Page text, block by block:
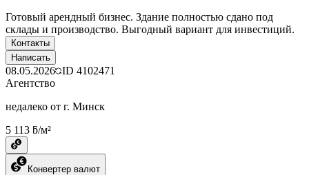
Готовый арендный бизнес. Здание полностью сдано под
склады и производство. Выгодный вариант для инвестиций.
Контакты
Написать
08.05.2026 ID 4102471
Агентство
недалеко от г. Минск
5 113 ƃ/м²
Конвертер валют